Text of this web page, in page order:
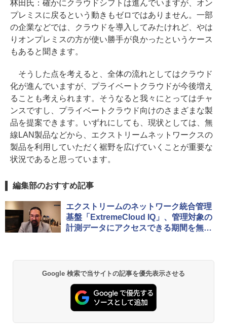
林田氏：確かにクラウドシフトは進んでいますが、オン
プレミスに戻るという動きもゼロではありません。一部
の企業などでは、クラウドを導入してみたけれど、やは
りオンプレミスの方が使い勝手が良かったというケース
もあると聞きます。
そうした点を考えると、全体の流れとしてはクラウド
化が進んでいますが、プライベートクラウドが今後増え
ることも考えられます。そうなると我々にとってはチャ
ンスですし、プライベートクラウド向けのさまざまな製
品を提案できます。いずれにしても、現状としては、無
線LAN製品などから、エクストリームネットワークスの
製品を利用していただく裾野を広げていくことが重要な
状況であると思っています。
編集部のおすすめ記事
エクストリームのネットワーク統合管理
基盤「ExtremeCloud IQ」、管理対象の
計測データにアクセスできる期間を無制
Google 検索で当サイトの記事を優先表示させる